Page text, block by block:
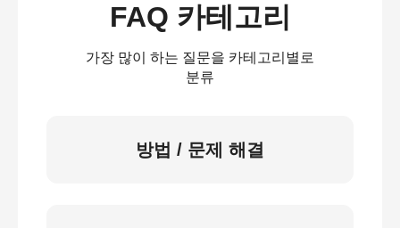
FAQ 카테고리
가장 많이 하는 질문을 카테고리별로
분류
방법 / 문제 해결